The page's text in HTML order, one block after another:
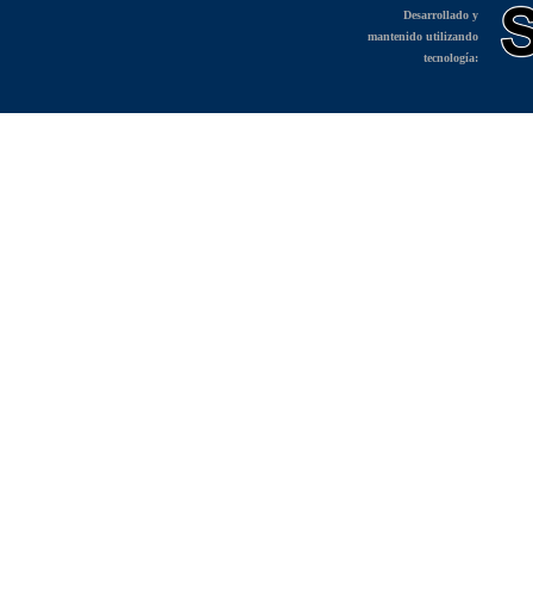
Desarrollado y
mantenido utilizando
tecnología: